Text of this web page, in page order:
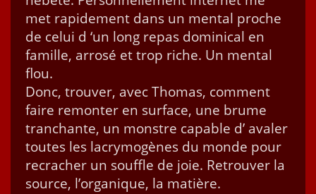
met rapi­de­ment dans un men­tal proche
de celui d ‘un long repas domini­cal en
famille, arrosé et trop riche. Un men­tal
flou.
Donc, trou­ver, avec Thomas, com­ment
faire remon­ter en sur­face, une brume
tran­chante, un mon­stre capa­ble d’ avaler
toutes les lacry­mogènes du monde pour
recracher un souf­fle de joie. Retrou­ver la
source, l’or­ganique, la matière.